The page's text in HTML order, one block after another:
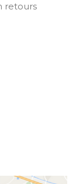
retours